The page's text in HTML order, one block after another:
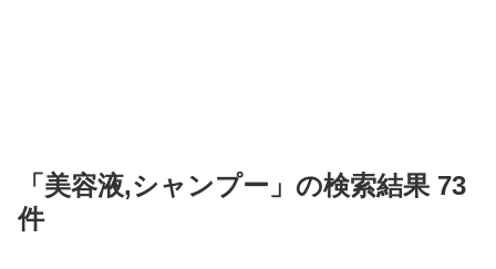
「美容液,シャンプー」の検索結果 73
件